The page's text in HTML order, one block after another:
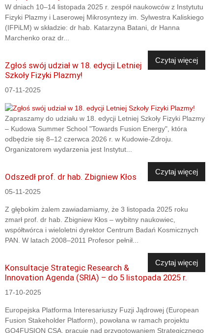
W dniach 10–14 listopada 2025 r. zespół naukowców z Instytutu
Fizyki Plazmy i Laserowej Mikrosyntezy im. Sylwestra Kaliskiego
(IFPiLM) w składzie: dr hab. Katarzyna Batani, dr Hanna
Marchenko oraz dr...
Czytaj więcej
Zgłoś swój udział w 18. edycji Letniej
Szkoły Fizyki Plazmy!
07-11-2025
Zapraszamy do udziału w 18. edycji Letniej Szkoły Fizyki Plazmy
– Kudowa Summer School "Towards Fusion Energy", która
odbędzie się 8–12 czerwca 2026 r. w Kudowie-Zdroju.
Organizatorem wydarzenia jest Instytut...
Czytaj więcej
Odszedł prof. dr hab. Zbigniew Kłos
05-11-2025
Z głębokim żalem zawiadamiamy, że 3 listopada 2025 roku
zmarł prof. dr hab. Zbigniew Kłos – wybitny naukowiec,
współtwórca i wieloletni dyrektor Centrum Badań Kosmicznych
PAN. W latach 2008–2011 Profesor pełnił...
Czytaj więcej
Konsultacje Strategic Research &
Innovation Agenda (SRIA) – do 5 listopada 2025 r.
17-10-2025
Europejska Platforma Interesariuszy Fuzji Jądrowej (European
Fusion Stakeholder Platform), powołana w ramach projektu
GO4FUSION CSA, pracuje nad przygotowaniem Strategicznego